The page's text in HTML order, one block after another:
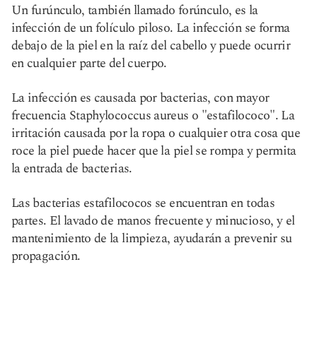
Un furúnculo, también llamado forúnculo, es la
infección de un folículo piloso. La infección se forma
debajo de la piel en la raíz del cabello y puede ocurrir
en cualquier parte del cuerpo.
La infección es causada por bacterias, con mayor
frecuencia Staphylococcus aureus o "estafilococo". La
irritación causada por la ropa o cualquier otra cosa que
roce la piel puede hacer que la piel se rompa y permita
la entrada de bacterias.
Las bacterias estafilococos se encuentran en todas
partes. El lavado de manos frecuente y minucioso, y el
mantenimiento de la limpieza, ayudarán a prevenir su
propagación.